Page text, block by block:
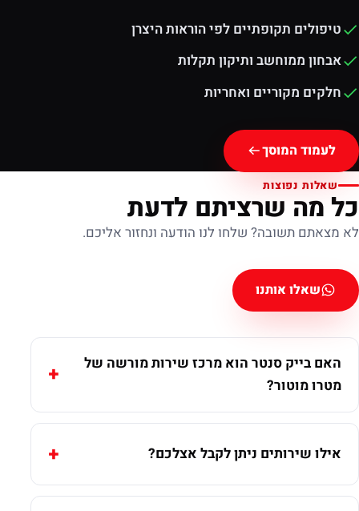
טיפולים תקופתיים לפי הוראות היצרן
אבחון ממוחשב ותיקון תקלות
חלקים מקוריים ואחריות
לעמוד המוסך
שאלות נפוצות
כל מה שרציתם לדעת
לא מצאתם תשובה? שלחו לנו הודעה ונחזור אליכם.
שאלו אותנו
האם בייק סנטר הוא מרכז שירות מורשה של
מטרו מוטור?
אילו שירותים ניתן לקבל אצלכם?